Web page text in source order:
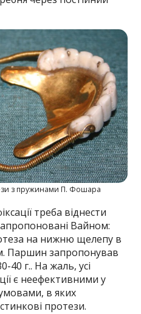
з пружинами П. Фошара
треба віднести
Вайном:
на нижню щелепу в
Паршин запропонував
40 г.. На жаль, усі
є неефективними у
в яких
протези.